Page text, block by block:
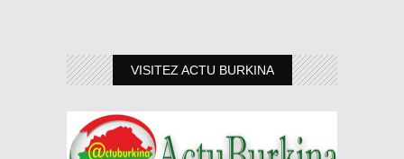
VISITEZ ACTU BURKINA